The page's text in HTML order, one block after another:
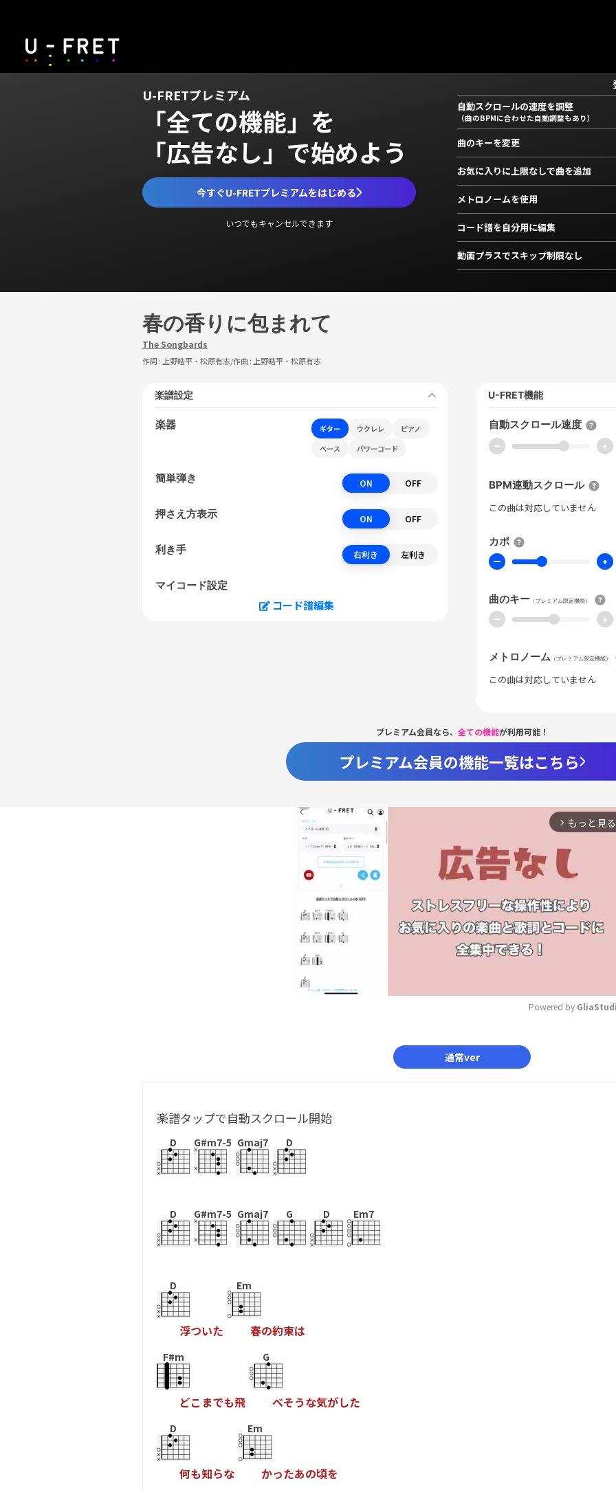
U-FRETプレミアム
「全ての機能」を
「広告なし」で始めよう
今すぐU-FRETプレミアムをはじめる
いつでもキャンセルできます
自動スクロールの速度を調整
（曲のBPMに合わせた自動調整もあり）
曲のキーを変更
お気に入りに上限なしで曲を追加
メトロノームを使用
コード譜を自分用に編集
動画プラスでスキップ制限なし
春の香りに包まれて
The Songbards
作詞 : 上野皓平・松原有志/作曲 : 上野皓平・松原有志
楽譜設定
楽器 ギター ウクレレ
ピアノ
ベース
パワーコード
簡単弾き ON OFF
押さえ方表示 ON OFF
利き手 右利き 左利き
マイコード設定
コード譜編集
U-FRET機能
自動スクロール速度
ー +
BPM連動スクロール
この曲は対応していません
カポ
ー +
曲のキー （プレミアム限定機能）
ー +
メトロノーム （プレミアム限定機能）
この曲は対応していません
プレミアム会員なら、 全ての機能が利用可能！
プレミアム会員の機能一覧はこちら
arrow_forward_ios もっと見る
Powered by
通常ver
楽譜タップで自動スクロール開始
D G#m7-5 Gmaj7 D
D G#m7-5 Gmaj7 G D Em7
D
浮ついた
Em
春の約束は
F#m
どこ までも飛
G
べそうな気がした
D
何も知らな
Em
かったあの頃を